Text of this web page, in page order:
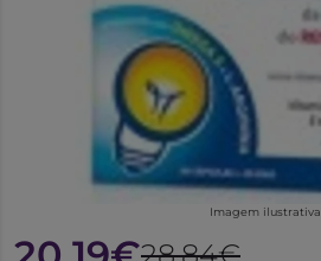
Imagem ilustrativa